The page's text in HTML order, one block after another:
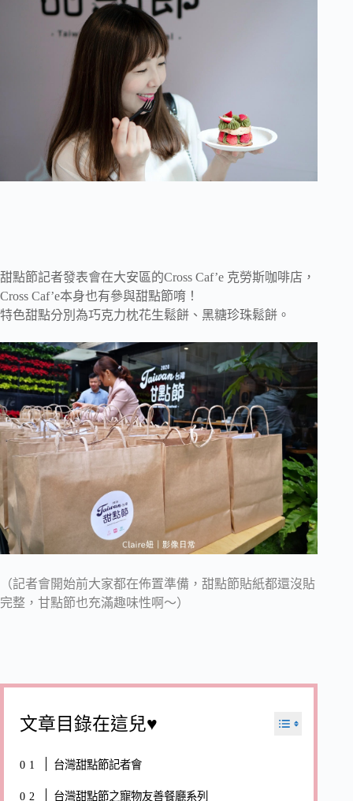
甜點節記者發表會在大安區的Cross Caf’e 克勞斯咖啡店，
Cross Caf’e本身也有參與甜點節唷！
特色甜點分別為巧克力枕花生鬆餅、黑糖珍珠鬆餅。
（記者會開始前大家都在佈置準備，甜點節貼紙都還沒貼
完整，甘點節也充滿趣味性啊～）
文章目錄在這兒♥
台灣甜點節記者會
台灣甜點節之寵物友善餐廳系列